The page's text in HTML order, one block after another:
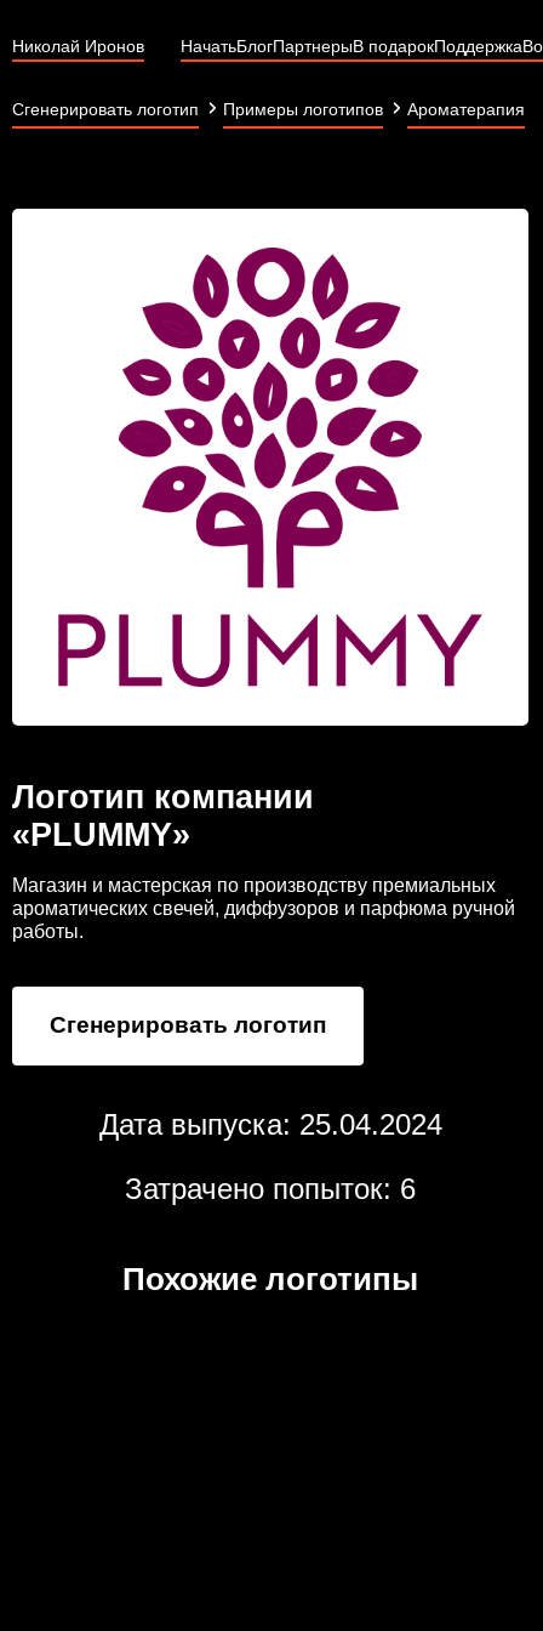
Николай Иронов НачатьБлогПартнерыВ подарокПоддержка
Сгенерировать логотип Примеры логотипов Ароматерапия
Логотип компании
«PLUMMY»
Магазин и мастерская по производству премиальных
ароматических свечей, диффузоров и парфюма ручной
работы.
Сгенерировать логотип
Дата выпуска: 25.04.2024
Затрачено попыток: 6
Похожие логотипы